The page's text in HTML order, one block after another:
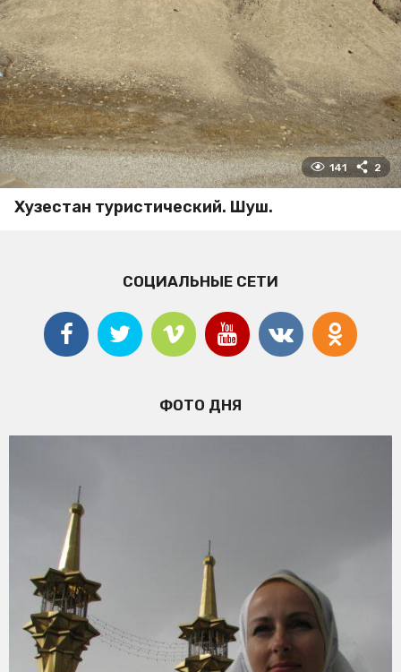
141 2
Хузестан туристический. Шуш.
СОЦИАЛЬНЫЕ СЕТИ
ФОТО ДНЯ